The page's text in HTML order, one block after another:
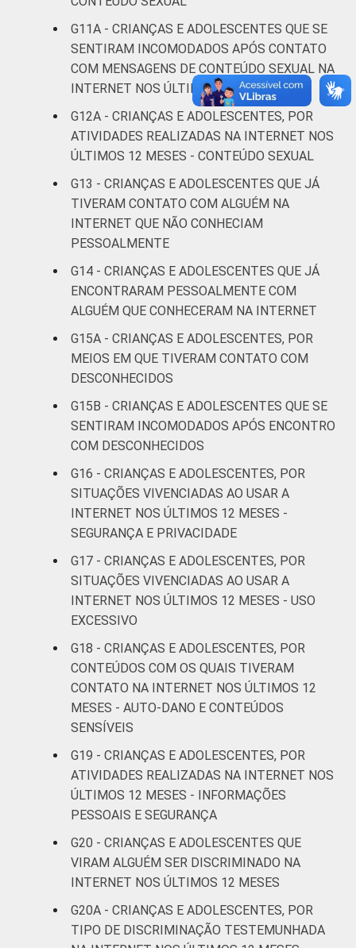
respondeu
45 50
CLASSE
SOCIAL
AB 43 54
C 42 53
DE 42 52
Fonte: CGI.br/NIC.br, Centro Regional de
Estudos para o Desenvolvimento da
Sociedade da Informação (Cetic.br),
Crianças e Adolescentes no Brasil – TIC Kids
Online Brasil 2017. ¹Dados coletados por
meio de questionários de
autopreenchimento.
G11A - CRIANÇAS E ADOLESCENTES QUE SE
SENTIRAM INCOMODADOS APÓS CONTATO
COM MENSAGENS DE CONTEÚDO SEXUAL NA
INTERNET NOS ÚLTIMOS 12 MESES
G12A - CRIANÇAS E ADOLESCENTES, POR
ATIVIDADES REALIZADAS NA INTERNET NOS
ÚLTIMOS 12 MESES - CONTEÚDO SEXUAL
G13 - CRIANÇAS E ADOLESCENTES QUE JÁ
TIVERAM CONTATO COM ALGUÉM NA
INTERNET QUE NÃO CONHECIAM
PESSOALMENTE
G14 - CRIANÇAS E ADOLESCENTES QUE JÁ
ENCONTRARAM PESSOALMENTE COM
ALGUÉM QUE CONHECERAM NA INTERNET
G15A - CRIANÇAS E ADOLESCENTES, POR
MEIOS EM QUE TIVERAM CONTATO COM
DESCONHECIDOS
G15B - CRIANÇAS E ADOLESCENTES QUE SE
SENTIRAM INCOMODADOS APÓS ENCONTRO
COM DESCONHECIDOS
G16 - CRIANÇAS E ADOLESCENTES, POR
SITUAÇÕES VIVENCIADAS AO USAR A
INTERNET NOS ÚLTIMOS 12 MESES -
SEGURANÇA E PRIVACIDADE
G17 - CRIANÇAS E ADOLESCENTES, POR
SITUAÇÕES VIVENCIADAS AO USAR A
INTERNET NOS ÚLTIMOS 12 MESES - USO
EXCESSIVO
G18 - CRIANÇAS E ADOLESCENTES, POR
CONTEÚDOS COM OS QUAIS TIVERAM
CONTATO NA INTERNET NOS ÚLTIMOS 12
MESES - AUTO-DANO E CONTEÚDOS
SENSÍVEIS
G19 - CRIANÇAS E ADOLESCENTES, POR
ATIVIDADES REALIZADAS NA INTERNET NOS
ÚLTIMOS 12 MESES - INFORMAÇÕES
PESSOAIS E SEGURANÇA
G20 - CRIANÇAS E ADOLESCENTES QUE
VIRAM ALGUÉM SER DISCRIMINADO NA
INTERNET NOS ÚLTIMOS 12 MESES
G20A - CRIANÇAS E ADOLESCENTES, POR
TIPO DE DISCRIMINAÇÃO TESTEMUNHADA